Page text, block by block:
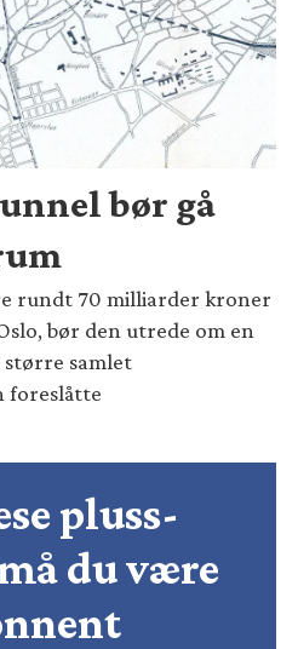
bør gå
rundt 70 milliarder kroner
bør den utrede om en
samlet
foreslåtte
pluss-
du være